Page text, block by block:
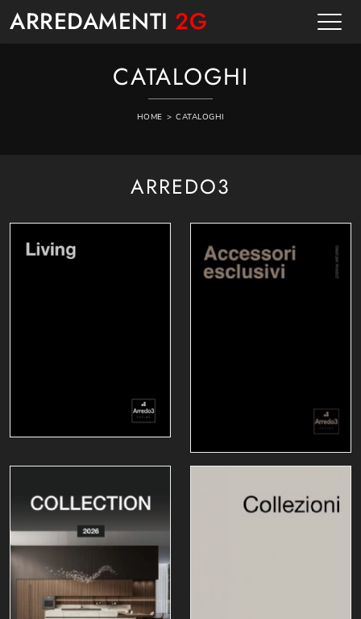
ARREDAMENTI 2G
CATALOGHI
HOME > CATALOGHI
ARREDO3